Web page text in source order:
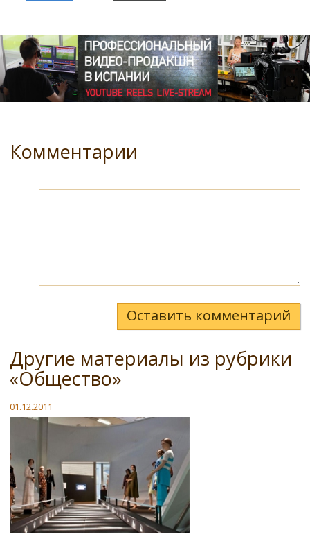
Комментарии
Оставить комментарий
Другие материалы из рубрики
«Общество»
01.12.2011